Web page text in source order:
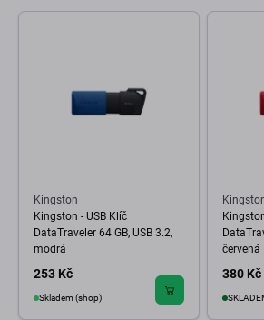
Kingston
Kingston - USB Klíč
DataTraveler 64 GB, USB 3.2,
modrá
253 Kč
Skladem (shop)
červená
380 Kč